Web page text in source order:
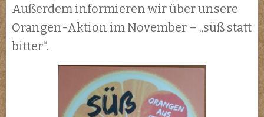
Außerdem informieren wir über unsere
Orangen-Aktion im November – „süß statt
bitter“.